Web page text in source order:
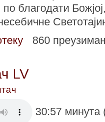
благодати
860
LV
30:57